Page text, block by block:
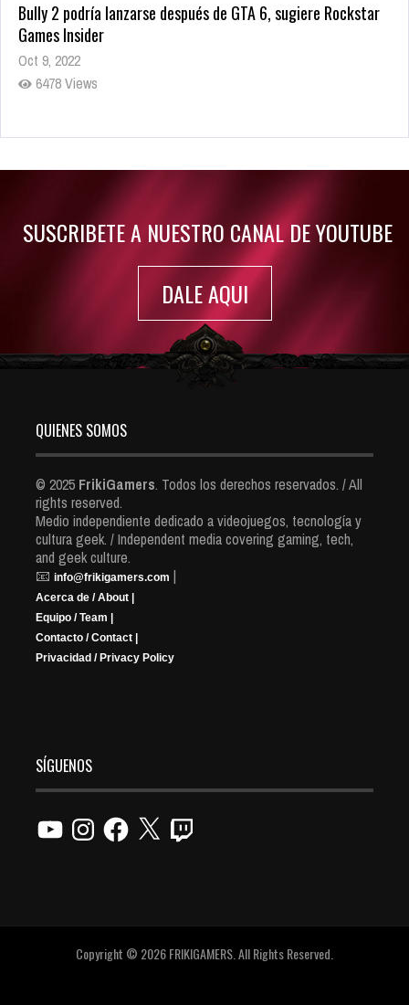
Bully 2 podría lanzarse después de GTA 6, sugiere Rockstar
Games Insider
Oct 9, 2022
6478 Views
Rumor: Se filtran los primeros detalles de Resident Evil 9
SUSCRIBETE A NUESTRO CANAL DE YOUTUBE
DALE AQUI
QUIENES SOMOS
© 2025 FrikiGamers. Todos los derechos reservados. / All
rights reserved.
Medio independiente dedicado a videojuegos, tecnología y
cultura geek. / Independent media covering gaming, tech,
and geek culture.
📧 info@frikigamers.com |
Acerca de / About |
Equipo / Team |
Contacto / Contact |
Privacidad / Privacy Policy
SÍGUENOS
YouTubeInstagramFacebook
X Twitch
Copyright © 2026 FRIKIGAMERS. All Rights Reserved.